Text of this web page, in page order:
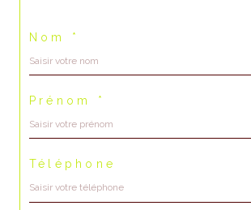
Nom *
Prénom *
Téléphone